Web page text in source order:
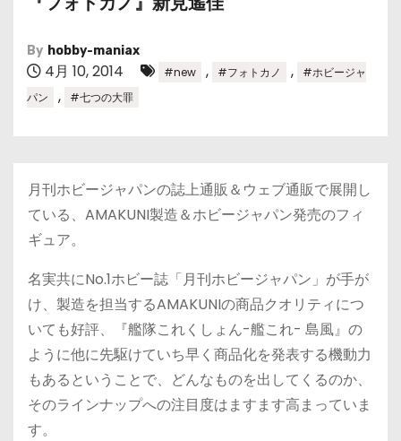
By hobby-maniax
4月 10, 2014 #new , #フォトカノ ,
#ホビージャ
パン
, #七つの大罪
月刊ホビージャパンの誌上通販＆ウェブ通販で展開し
ている、AMAKUNI製造＆ホビージャパン発売のフィ
ギュア。
名実共にNo.1ホビー誌「月刊ホビージャパン」が手が
け、製造を担当するAMAKUNIの商品クオリティにつ
いても好評、『艦隊これくしょん-艦これ- 島風』の
ように他に先駆けていち早く商品化を発表する機動力
もあるということで、どんなものを出してくるのか、
そのラインナップへの注目度はますます高まっていま
す。